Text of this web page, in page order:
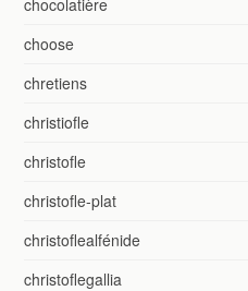
choose
chretiens
christiofle
christofle
christofle-plat
christoflealfénide
christoflegallia